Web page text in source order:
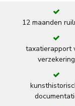
12 maanden
taxatierapport
verzekering